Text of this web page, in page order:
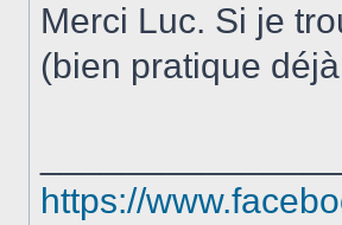
Merci Luc. Si je
(bien pratique
https://